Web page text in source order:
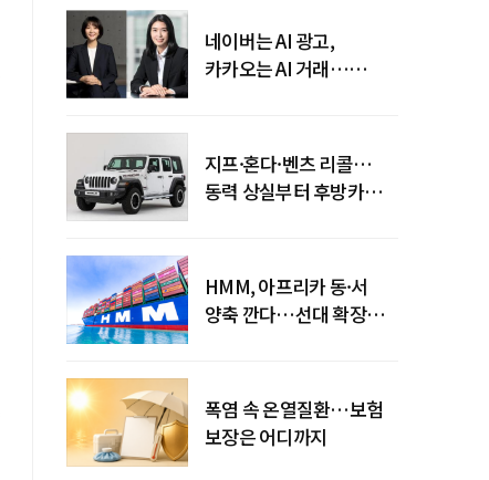
네이버는 AI 광고,
카카오는 AI 거래…
지프·혼다·벤츠 리콜…
동력 상실부터 후방카메라
HMM, 아프리카 동·서
양축 깐다…선대 확장
폭염 속 온열질환…보험
보장은 어디까지